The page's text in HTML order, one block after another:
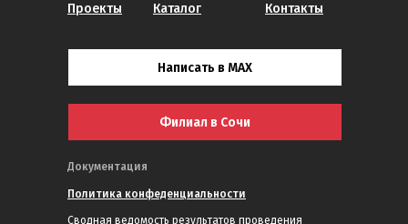
Политика конфеденциальности
Документация
Каталог Контакты
Сводная ведомость результатов проведения
Проекты
Написать в MAX
Филиал в Сочи